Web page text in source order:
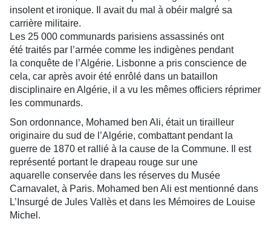
insolent et ironique. Il avait du mal à obéir malgré sa
carrière militaire.
Les 25 000 communards parisiens assassinés ont
été traités par l’armée comme les indigènes pendant
la conquête de l’Algérie. Lisbonne a pris conscience de
cela, car après avoir été enrôlé dans un bataillon
disciplinaire en Algérie, il a vu les mêmes officiers réprimer
les communards.
Son ordonnance, Mohamed ben Ali, était un tirailleur
originaire du sud de l’Algérie, combattant pendant la
guerre de 1870 et rallié à la cause de la Commune. Il est
représenté portant le drapeau rouge sur une
aquarelle conservée dans les réserves du Musée
Carnavalet, à Paris. Mohamed ben Ali est mentionné dans
L’Insurgé de Jules Vallès et dans les Mémoires de Louise
Michel.